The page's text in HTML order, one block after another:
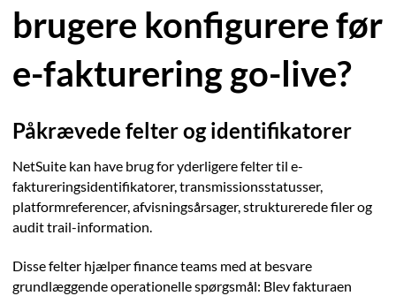
brugere konfigurere før
e-fakturering go-live?
Påkrævede felter og identifikatorer
NetSuite kan have brug for yderligere felter til e-
faktureringsidentifikatorer, transmissionsstatusser,
platformreferencer, afvisningsårsager, strukturerede filer og
audit trail-information.
Disse felter hjælper finance teams med at besvare
grundlæggende operationelle spørgsmål: Blev fakturaen